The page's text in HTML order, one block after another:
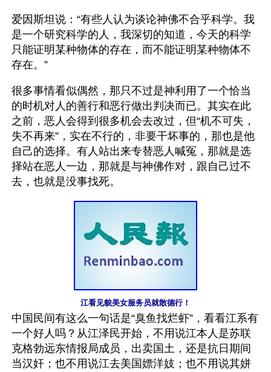
爱因斯坦说：“有些人认为谈论神佛不合乎科学。我
是一个研究科学的人，我深切的知道，今天的科学
只能证明某种物体的存在，而不能证明某种物体不
存在。”
很多事情看似偶然，那只不过是神利用了一个恰当
的时机对人的善行和恶行做出判决而已。其实在此
之前，恶人会得到很多机会去改过，但“机不可失，
失不再来”，实在不行的，非要干坏事的，那也是他
自己的选择。有人站出来专替恶人喊冤，那就是选
择站在恶人一边，那就是与神佛作对，跟自己过不
去，也就是没事找死。
江看见貌美女服务员就散德行！
中国民间有这么一句话是“臭鱼找烂虾”，看看江系有
一个好人吗？从江泽民开始，不用说江本人是苏联
克格勃远东情报局成员，出卖国土，还是抗日期间
当汉奸；也不用说江去美国嫖洋妓；也不用说其姘